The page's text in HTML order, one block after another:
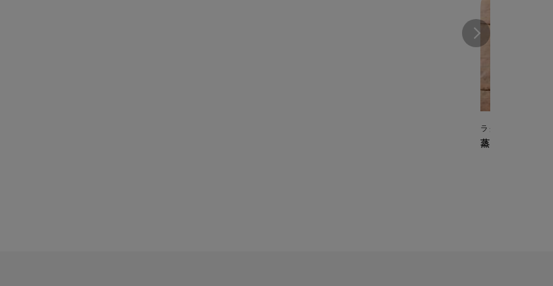
ラクラ・クッカー
蒸し白身魚のア